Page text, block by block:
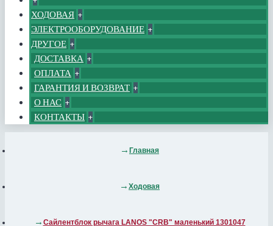
ХОДОВАЯ +
ЭЛЕКТРООБОРУДОВАНИЕ +
ДРУГОЕ +
ДОСТАВКА +
ОПЛАТА +
ГАРАНТИЯ И ВОЗВРАТ +
О НАС +
КОНТАКТЫ +
Главная
Ходовая
Сайлентблок рычага LANOS "CRB" маленький 1301047